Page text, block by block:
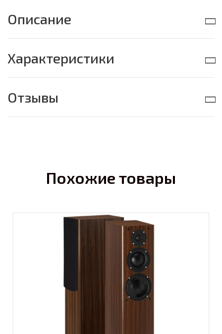
Описание
Характеристики
Отзывы
Похожие товары